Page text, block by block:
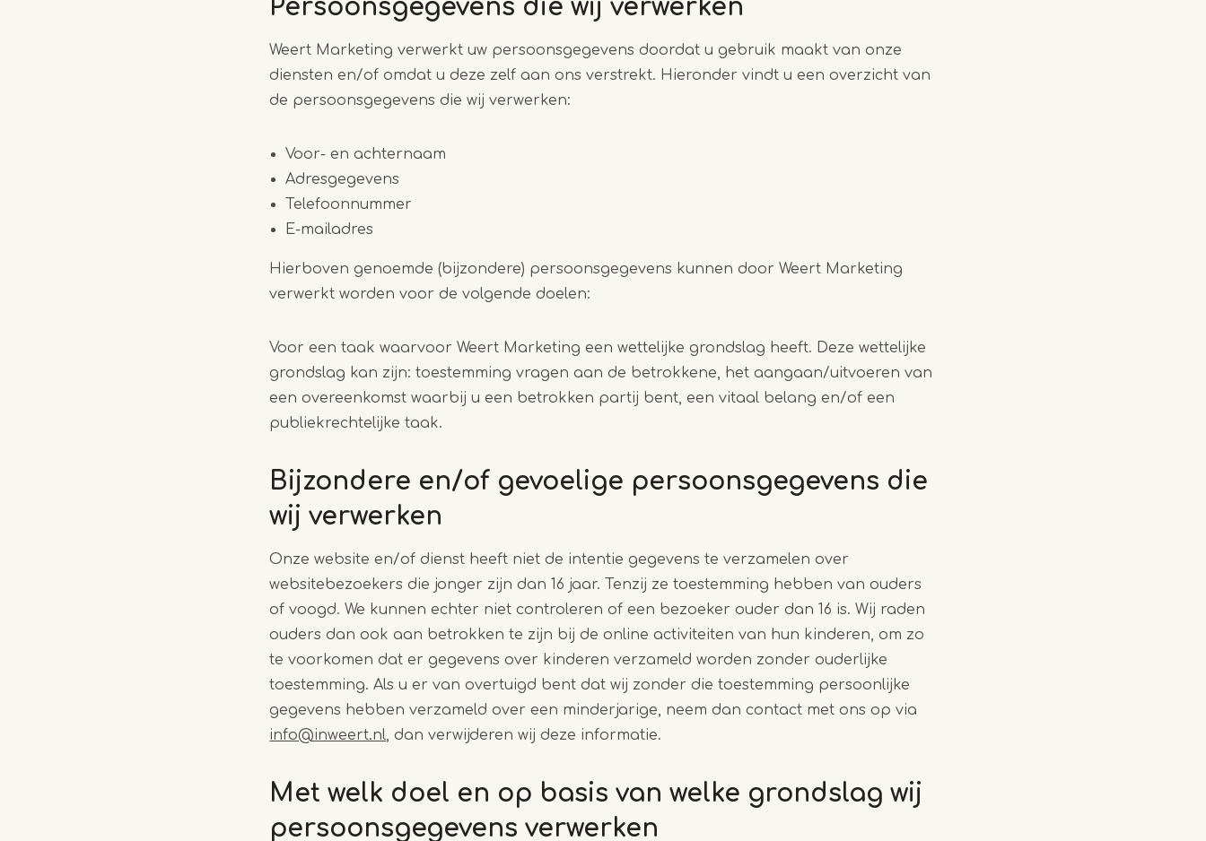
Persoonsgegevens die wij verwerken
Weert Marketing verwerkt uw persoonsgegevens doordat u gebruik maakt van onze
diensten en/of omdat u deze zelf aan ons verstrekt. Hieronder vindt u een overzicht van
de persoonsgegevens die wij verwerken:
Voor- en achternaam
Adresgegevens
Telefoonnummer
E-mailadres
Hierboven genoemde (bijzondere) persoonsgegevens kunnen door Weert Marketing
verwerkt worden voor de volgende doelen:
Voor een taak waarvoor Weert Marketing een wettelijke grondslag heeft. Deze wettelijke
grondslag kan zijn: toestemming vragen aan de betrokkene, het aangaan/uitvoeren van
een overeenkomst waarbij u een betrokken partij bent, een vitaal belang en/of een
publiekrechtelijke taak.
Bijzondere en/of gevoelige persoonsgegevens die
wij verwerken
Onze website en/of dienst heeft niet de intentie gegevens te verzamelen over
websitebezoekers die jonger zijn dan 16 jaar. Tenzij ze toestemming hebben van ouders
of voogd. We kunnen echter niet controleren of een bezoeker ouder dan 16 is. Wij raden
ouders dan ook aan betrokken te zijn bij de online activiteiten van hun kinderen, om zo
te voorkomen dat er gegevens over kinderen verzameld worden zonder ouderlijke
toestemming. Als u er van overtuigd bent dat wij zonder die toestemming persoonlijke
gegevens hebben verzameld over een minderjarige, neem dan contact met ons op via
info@inweert.nl , dan verwijderen wij deze informatie.
Met welk doel en op basis van welke grondslag wij
persoonsgegevens verwerken